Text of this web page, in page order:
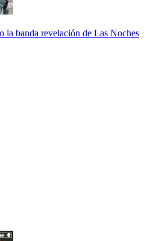
la banda revelación de Las Noches